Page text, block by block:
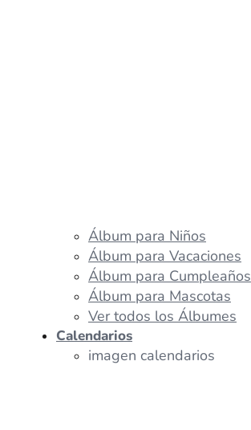
Álbum para Niños
Álbum para Vacaciones
Álbum para Cumpleaños
Álbum para Mascotas
Ver todos los Álbumes
Calendarios
imagen calendarios